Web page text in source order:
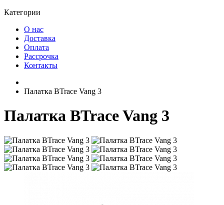
Категории
О нас
Доставка
Оплата
Рассрочка
Контакты
Палатка BTrace Vang 3
Палатка BTrace Vang 3